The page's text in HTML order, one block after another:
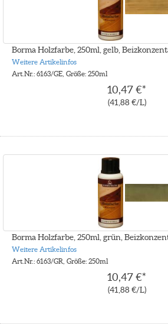
Borma Holzfarbe, 250ml, gelb,
Weitere Artikelinfos
Art.Nr.: 6163/GE, Größe: 250ml
10,47 €*
(41,88 €/L)
Borma Holzfarbe, 250ml, grün,
Weitere Artikelinfos
Art.Nr.: 6163/GR, Größe: 250ml
10,47 €*
(41,88 €/L)